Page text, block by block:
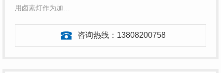
用卤素灯作为加…
咨询热线： 13808200758